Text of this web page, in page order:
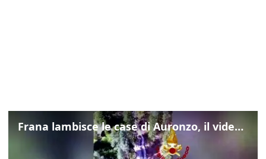
Frana lambisce le case di Auronzo, il video dall'elicottero dei vigili del fuoco